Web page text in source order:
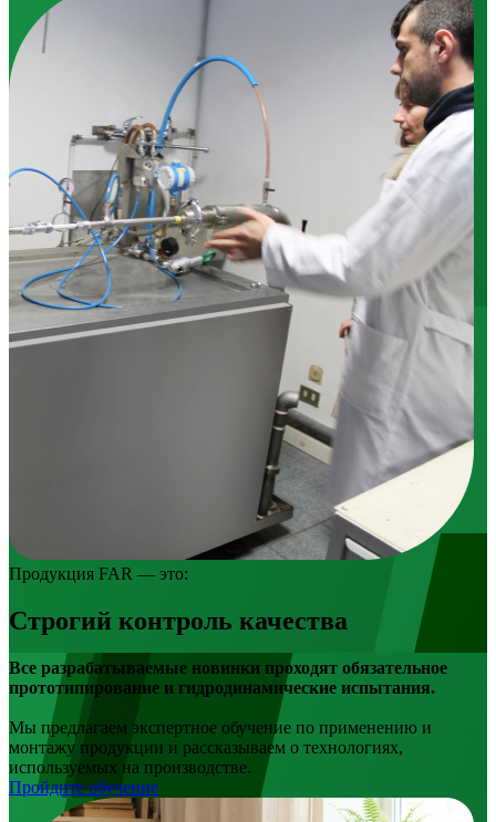
Продукция FAR — это:
Строгий контроль качества
Все разрабатываемые новинки проходят обязательное
прототипирование и гидродинамические испытания.
Мы предлагаем экспертное обучение по применению и
монтажу продукции и рассказываем о технологиях,
используемых на производстве.
Пройдите обучение